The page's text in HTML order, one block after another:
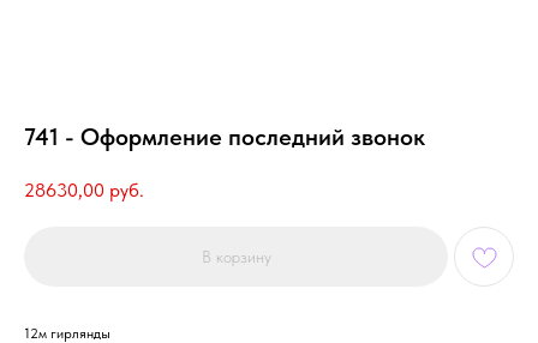
741 - Оформление последний звонок
28630,00 руб.
В корзину
12м гирлянды